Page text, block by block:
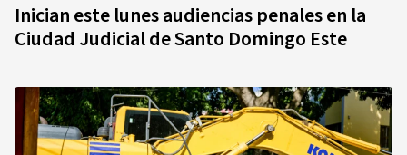
Inician este lunes audiencias penales en la
Ciudad Judicial de Santo Domingo Este